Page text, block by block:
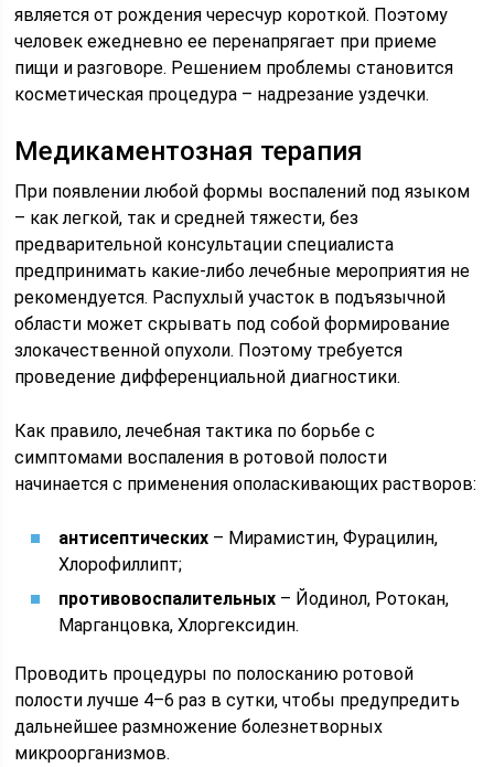
является от рождения чересчур короткой. Поэтому
человек ежедневно ее перенапрягает при приеме
пищи и разговоре. Решением проблемы становится
косметическая процедура – надрезание уздечки.
Медикаментозная терапия
При появлении любой формы воспалений под языком
– как легкой, так и средней тяжести, без
предварительной консультации специалиста
предпринимать какие-либо лечебные мероприятия не
рекомендуется. Распухлый участок в подъязычной
области может скрывать под собой формирование
злокачественной опухоли. Поэтому требуется
проведение дифференциальной диагностики.
Как правило, лечебная тактика по борьбе с
симптомами воспаления в ротовой полости
начинается с применения ополаскивающих растворов:
антисептических – Мирамистин, Фурацилин,
Хлорофиллипт;
противовоспалительных – Йодинол, Ротокан,
Марганцовка, Хлоргексидин.
Проводить процедуры по полосканию ротовой
полости лучше 4–6 раз в сутки, чтобы предупредить
дальнейшее размножение болезнетворных
микроорганизмов.